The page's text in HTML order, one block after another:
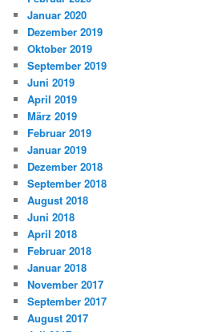
Januar 2020
Dezember 2019
Oktober 2019
September 2019
Juni 2019
April 2019
März 2019
Februar 2019
Januar 2019
Dezember 2018
September 2018
August 2018
Juni 2018
April 2018
Februar 2018
Januar 2018
November 2017
September 2017
August 2017